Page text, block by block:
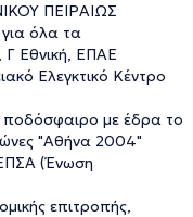
ΠΕΙΡΑΙΩΣ
για όλα τα
Εθνική, ΕΠΑΕ
Ελεγκτικό Κέντρο
ποδόσφαιρο με έδρα το
"Αθήνα 2004"
(Ένωση
επιτροπής,